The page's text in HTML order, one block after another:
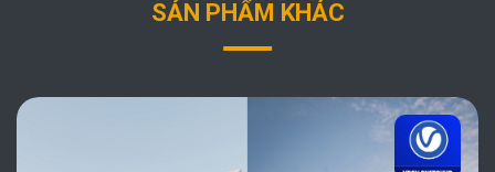
SẢN PHẨM KHÁC